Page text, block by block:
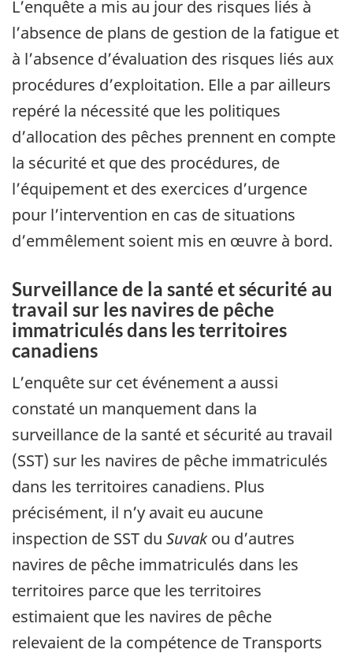
L’enquête a mis au jour des risques liés à
l’absence de plans de gestion de la fatigue et
à l’absence d’évaluation des risques liés aux
procédures d’exploitation. Elle a par ailleurs
repéré la nécessité que les politiques
d’allocation des pêches prennent en compte
la sécurité et que des procédures, de
l’équipement et des exercices d’urgence
pour l’intervention en cas de situations
d’emmêlement soient mis en œuvre à bord.
Surveillance de la santé et sécurité au
travail sur les navires de pêche
immatriculés dans les territoires
canadiens
L’enquête sur cet événement a aussi
constaté un manquement dans la
surveillance de la santé et sécurité au travail
(SST) sur les navires de pêche immatriculés
dans les territoires canadiens. Plus
précisément, il n’y avait eu aucune
inspection de SST du Suvakou d’autres
navires de pêche immatriculés dans les
territoires parce que les territoires
estimaient que les navires de pêche
relevaient de la compétence de Transports